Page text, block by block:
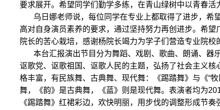
要求展开。希望同学们勤学多练，在青山绿树中以青春活
乌日娜老师说，每位同学在专业上都取得了进步，希
高对自身演员素养的要求，通过坚持努力再创进步。希望
院长的苦心栽培，感谢杨院长竭力为学子们营造专业院校
本台汇报演出节目分为舞蹈、戏剧、歌曲、朗诵、器
讴歌党、讴歌祖国、讴歌人民的主题，弘扬了社会主义核
格丰富，有民族舞、古典舞、现代舞：《踢踏舞》与《“
舞，《韵》是古典舞，《蓝》则是现代舞。表演者均为
《踢踏舞》红裙彩边，欢快明丽，用步伐的调整形成节